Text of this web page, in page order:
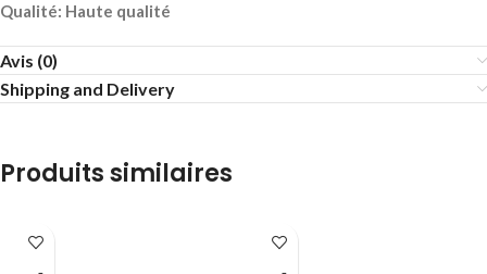
Qualité: Haute qualité
Avis (0)
Shipping and Delivery
Produits similaires